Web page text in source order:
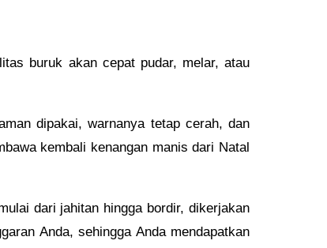
buruk akan cepat pudar, melar, atau
dipakai, warnanya tetap cerah, dan
kembali kenangan manis dari Natal
dari jahitan hingga bordir, dikerjakan
Anda, sehingga Anda mendapatkan